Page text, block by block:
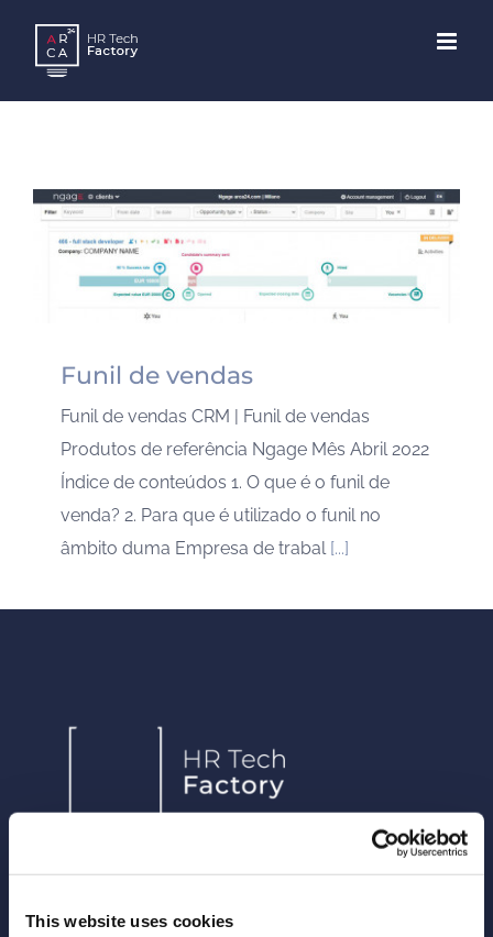
This website uses cookies
content
Funil de vendas
Funil de vendas CRM | Funil de vendas
Produtos de referência Ngage Mês Abril 2022
Índice de conteúdos 1. O que é o funil de
venda? 2. Para que é utilizado o funil no
âmbito duma Empresa de trabal [...]
Arca24 é uma HR Tech Factory especializada